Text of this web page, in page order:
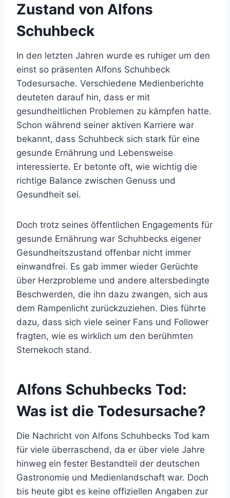
Zustand von Alfons
Schuhbeck
In den letzten Jahren wurde es ruhiger um den
einst so präsenten Alfons Schuhbeck
Todesursache. Verschiedene Medienberichte
deuteten darauf hin, dass er mit
gesundheitlichen Problemen zu kämpfen hatte.
Schon während seiner aktiven Karriere war
bekannt, dass Schuhbeck sich stark für eine
gesunde Ernährung und Lebensweise
interessierte. Er betonte oft, wie wichtig die
richtige Balance zwischen Genuss und
Gesundheit sei.
Doch trotz seines öffentlichen Engagements für
gesunde Ernährung war Schuhbecks eigener
Gesundheitszustand offenbar nicht immer
einwandfrei. Es gab immer wieder Gerüchte
über Herzprobleme und andere altersbedingte
Beschwerden, die ihn dazu zwangen, sich aus
dem Rampenlicht zurückzuziehen. Dies führte
dazu, dass sich viele seiner Fans und Follower
fragten, wie es wirklich um den berühmten
Sternekoch stand.
Alfons Schuhbecks Tod:
Was ist die Todesursache?
Die Nachricht von Alfons Schuhbecks Tod kam
für viele überraschend, da er über viele Jahre
hinweg ein fester Bestandteil der deutschen
Gastronomie und Medienlandschaft war. Doch
bis heute gibt es keine offiziellen Angaben zur